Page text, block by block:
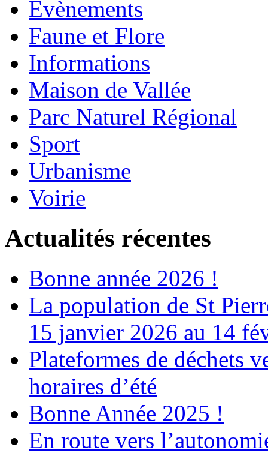
Évènements
Faune et Flore
Informations
Maison de Vallée
Parc Naturel Régional
Sport
Urbanisme
Voirie
Actualités récentes
Bonne année 2026 !
La population de St
15 janvier 2026 au 14
Plateformes de déchets
horaires d’été
Bonne Année 2025 !
En route vers